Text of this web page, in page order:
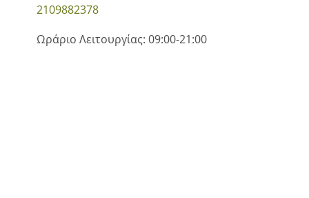
2109882378
Ωράριο Λειτουργίας: 09:00-21:00